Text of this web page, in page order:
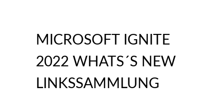
MICROSOFT IGNITE
2022 WHATS´S NEW
LINKSSAMMLUNG